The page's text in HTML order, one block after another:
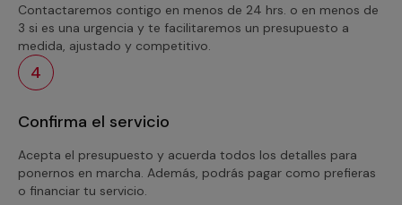
Contactaremos contigo en menos de 24 hrs. o en menos de
3 si es una urgencia y te facilitaremos un presupuesto a
medida, ajustado y competitivo.
4
Confirma el servicio
Acepta el presupuesto y acuerda todos los detalles para
ponernos en marcha. Además, podrás pagar como prefieras
o financiar tu servicio.